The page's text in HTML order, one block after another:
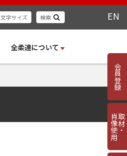
文字サイズ 検索 EN
全柔連について
会員登録
取材・
肖像使用